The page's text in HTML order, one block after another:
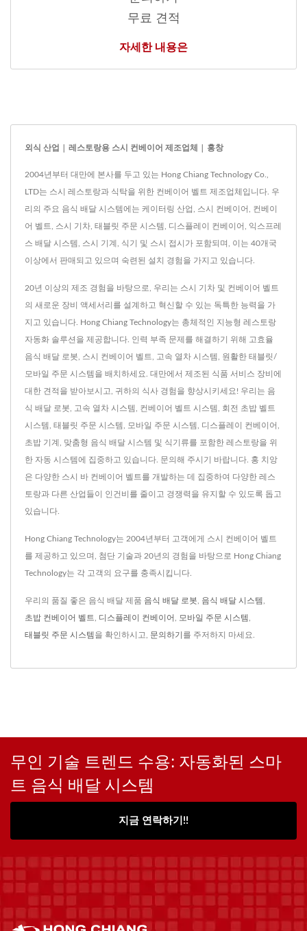
무료 견적
자세한 내용은
외식 산업 | 레스토랑용 스시 컨베이어 제조업체 | 홍창
2004년부터 대만에 본사를 두고 있는 Hong Chiang Technology Co.,
LTD는 스시 레스토랑과 식탁을 위한 컨베이어 벨트 제조업체입니다. 우
리의 주요 음식 배달 시스템에는 케이터링 산업, 스시 컨베이어, 컨베이
어 벨트, 스시 기차, 태블릿 주문 시스템, 디스플레이 컨베이어, 익스프레
스 배달 시스템, 스시 기계, 식기 및 스시 접시가 포함되며, 이는 40개국
이상에서 판매되고 있으며 숙련된 설치 경험을 가지고 있습니다.
20년 이상의 제조 경험을 바탕으로, 우리는 스시 기차 및 컨베이어 벨트
의 새로운 장비 액세서리를 설계하고 혁신할 수 있는 독특한 능력을 가
지고 있습니다. Hong Chiang Technology는 총체적인 지능형 레스토랑
자동화 솔루션을 제공합니다. 인력 부족 문제를 해결하기 위해 고효율
음식 배달 로봇, 스시 컨베이어 벨트, 고속 열차 시스템, 원활한 태블릿/
모바일 주문 시스템을 배치하세요. 대만에서 제조된 식품 서비스 장비에
대한 견적을 받아보시고, 귀하의 식사 경험을 향상시키세요! 우리는 음
식 배달 로봇, 고속 열차 시스템, 컨베이어 벨트 시스템, 회전 초밥 벨트
시스템, 태블릿 주문 시스템, 모바일 주문 시스템, 디스플레이 컨베이어,
초밥 기계, 맞춤형 음식 배달 시스템 및 식기류를 포함한 레스토랑을 위
한 자동 시스템에 집중하고 있습니다. 문의해 주시기 바랍니다. 홍 치앙
은 다양한 스시 바 컨베이어 벨트를 개발하는 데 집중하여 다양한 레스
토랑과 다른 산업들이 인건비를 줄이고 경쟁력을 유지할 수 있도록 돕고
있습니다.
Hong Chiang Technology는 2004년부터 고객에게 스시 컨베이어 벨트
를 제공하고 있으며, 첨단 기술과 20년의 경험을 바탕으로 Hong Chiang
Technology는 각 고객의 요구를 충족시킵니다.
우리의 품질 좋은 음식 배달 제품 음식 배달 로봇, 음식 배달 시스템 ,
초밥 컨베이어 벨트, 디스플레이 컨베이어 , 모바일 주문 시스템 ,
태블릿 주문 시스템 을 확인하시고, 문의하기 를 주저하지 마세요.
무인 기술 트렌드 수용: 자동화된 스마
트 음식 배달 시스템
지금 연락하기!!